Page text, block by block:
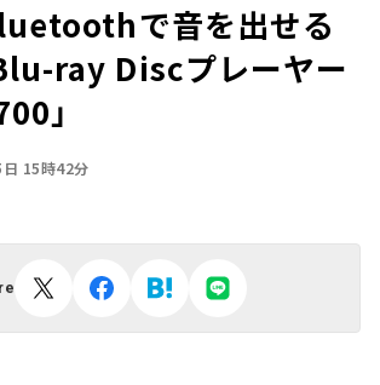
で音を出せる
ray Discプレーヤー
」
15時42分